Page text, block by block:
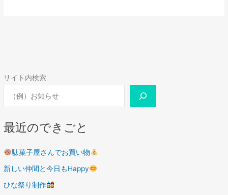
サイト内検索
最近のできごと
駄菓子屋さんでお買い物
新しい仲間と今日もHappy
ひな祭り制作